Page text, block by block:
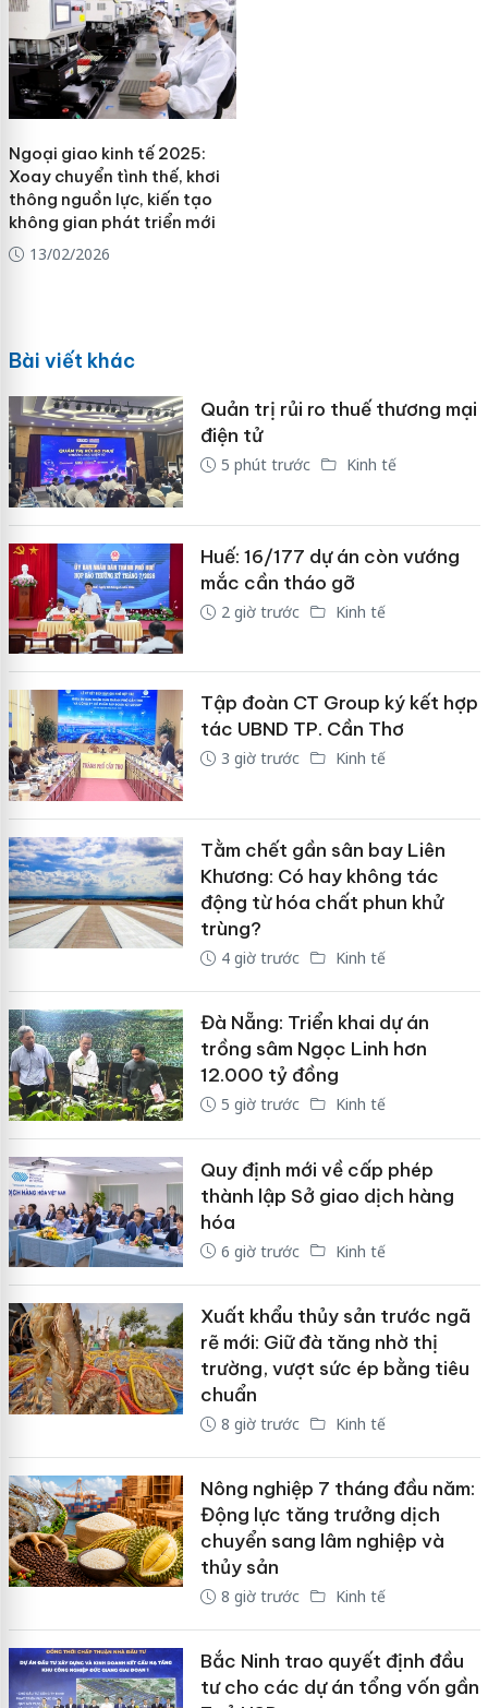
Ngoại giao kinh tế 2025:
Xoay chuyển tình thế, khơi
thông nguồn lực, kiến tạo
không gian phát triển mới
13/02/2026
Bài viết khác
Quản trị rủi ro thuế thương mại
điện tử
5 phút trước Kinh tế
Huế: 16/177 dự án còn vướng
mắc cần tháo gỡ
2 giờ trước Kinh tế
Tập đoàn CT Group ký kết hợp
tác UBND TP. Cần Thơ
3 giờ trước Kinh tế
Tằm chết gần sân bay Liên
Khương: Có hay không tác
động từ hóa chất phun khử
trùng?
4 giờ trước Kinh tế
Đà Nẵng: Triển khai dự án
trồng sâm Ngọc Linh hơn
12.000 tỷ đồng
5 giờ trước Kinh tế
Quy định mới về cấp phép
thành lập Sở giao dịch hàng
hóa
6 giờ trước Kinh tế
Xuất khẩu thủy sản trước ngã
rẽ mới: Giữ đà tăng nhờ thị
trường, vượt sức ép bằng tiêu
chuẩn
8 giờ trước Kinh tế
Nông nghiệp 7 tháng đầu năm:
Động lực tăng trưởng dịch
chuyển sang lâm nghiệp và
thủy sản
8 giờ trước Kinh tế
Bắc Ninh trao quyết định đầu
tư cho các dự án tổng vốn gần